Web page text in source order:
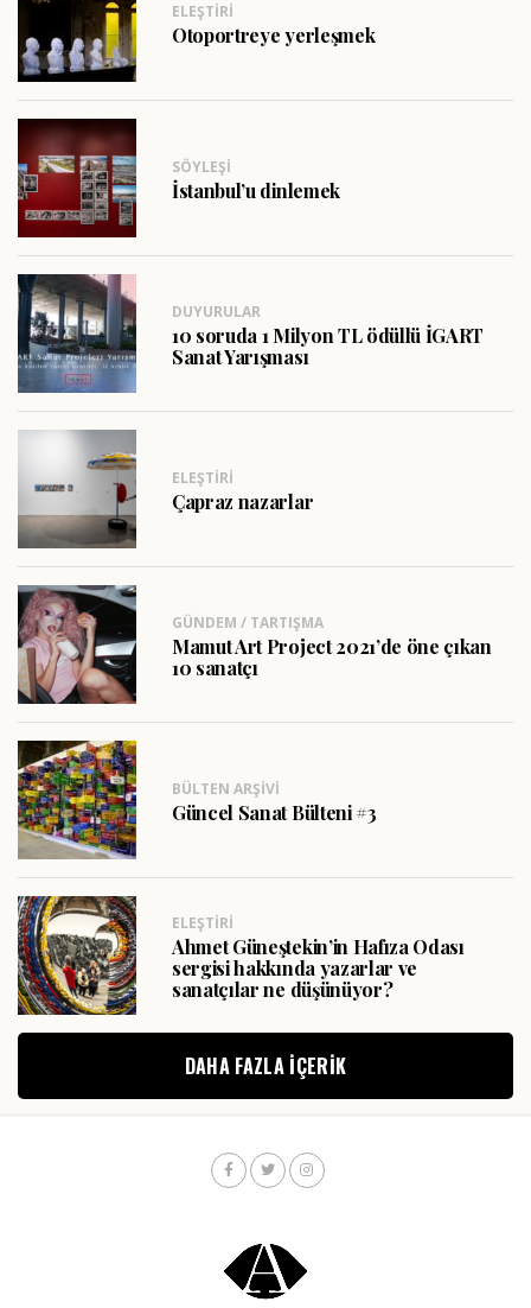
ELEŞTIRI
Otoportreye yerleşmek
SÖYLEŞI
İstanbul’u dinlemek
DUYURULAR
10 soruda 1 Milyon TL ödüllü İGART
Sanat Yarışması
ELEŞTIRI
Çapraz nazarlar
GÜNDEM / TARTIŞMA
Mamut Art Project 2021’de öne çıkan
10 sanatçı
BÜLTEN ARŞIVI
Güncel Sanat Bülteni #3
ELEŞTIRI
Ahmet Güneştekin’in Hafıza Odası
sergisi hakkında yazarlar ve
sanatçılar ne düşünüyor?
DAHA FAZLA IÇERIK